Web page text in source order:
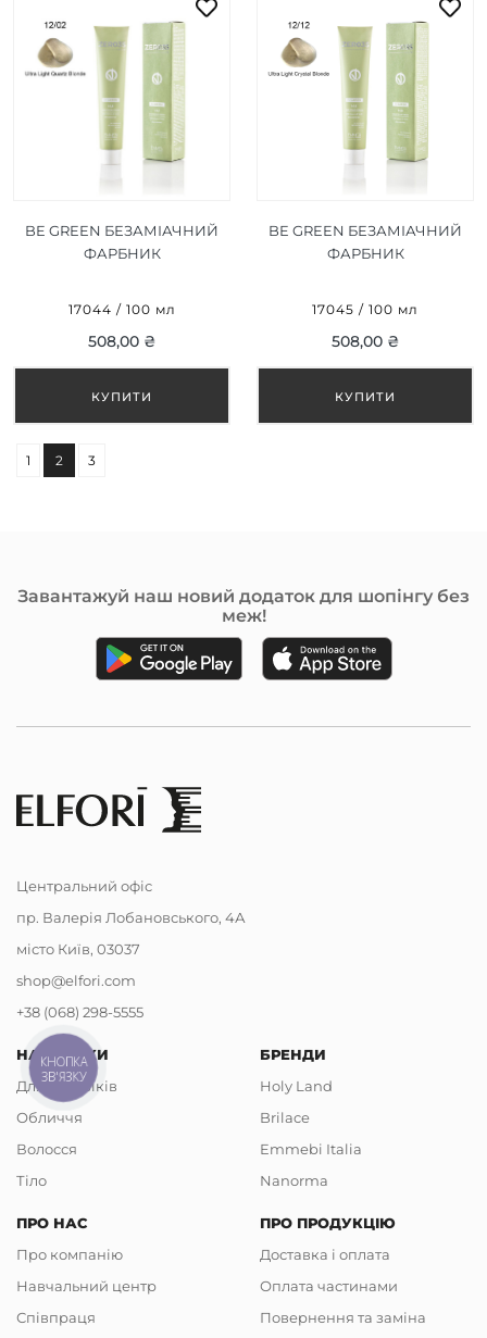
BE GREEN БЕЗАМІАЧНИЙ
ФАРБНИК
100 МЛ
17044 / 100 мл
508,00 ₴
BE GREEN БЕЗАМІАЧНИЙ
ФАРБНИК
МЛ
17045 / 100 мл
508,00 ₴
1 2 3
Завантажуй наш новий додаток для шопінгу без
меж!
Центральний офіс
пр. Валерія Лобановського, 4А
місто Київ, 03037
shop@elfori.com
+38 (068) 298-5555
НАПРЯМКИ
Для чоловіків
Обличчя
Волосся
Тіло
БРЕНДИ
Holy Land
Brilace
Emmebi Italia
Nanorma
ПРО НАС
Про компанію
Навчальний центр
Співпраця
ПРО ПРОДУКЦІЮ
Доставка і оплата
Оплата частинами
Повернення та заміна
КНОПКА
ЗВ'ЯЗКУ